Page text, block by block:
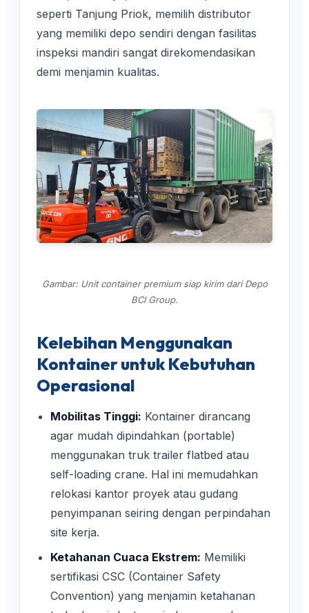
seperti Tanjung Priok, memilih distributor
yang memiliki depo sendiri dengan fasilitas
inspeksi mandiri sangat direkomendasikan
demi menjamin kualitas.
Gambar: Unit container premium siap kirim dari Depo
BCI Group.
Kelebihan Menggunakan
Kontainer untuk Kebutuhan
Operasional
Mobilitas Tinggi: Kontainer dirancang
agar mudah dipindahkan (portable)
menggunakan truk trailer flatbed atau
self-loading crane. Hal ini memudahkan
relokasi kantor proyek atau gudang
penyimpanan seiring dengan perpindahan
site kerja.
Ketahanan Cuaca Ekstrem: Memiliki
sertifikasi CSC (Container Safety
Convention) yang menjamin ketahanan